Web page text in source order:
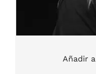
Añadir